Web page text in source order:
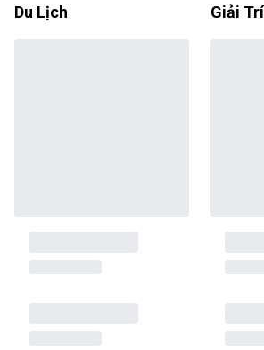
Du Lịch Giải Trí